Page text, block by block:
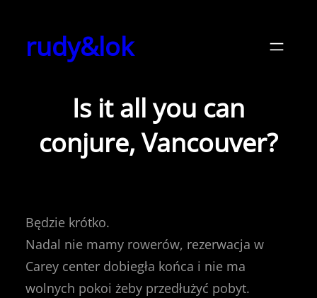
treścirudy&lok
Is it all you can
conjure, Vancouver?
Będzie krótko.
Nadal nie mamy rowerów, rezerwacja w
Carey center dobiegła końca i nie ma
wolnych pokoi żeby przedłużyć pobyt.